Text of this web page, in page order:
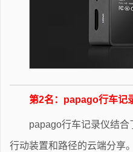
第2名：papago行车记
papago行车记录仪结合
行动装置和路径的云端分享